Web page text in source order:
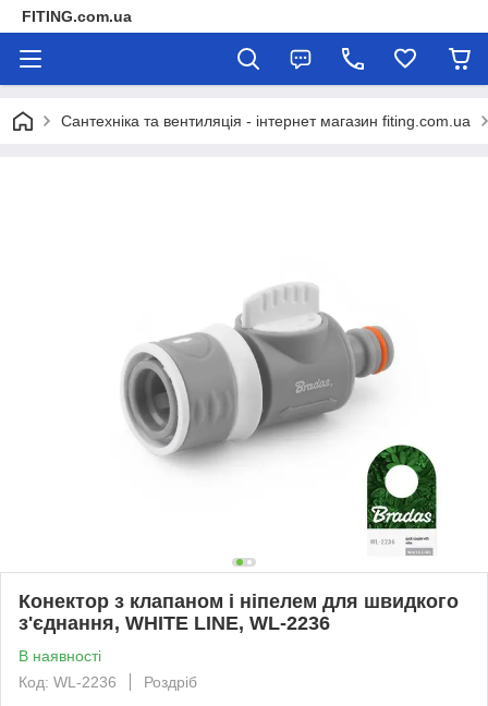
FITING.com.ua
Сантехніка та вентиляція - інтернет магазин fiting.com.ua
Конектор з клапаном і ніпелем для швидкого
з'єднання, WHITE LINE, WL-2236
В наявності
Код: WL-2236
Роздріб